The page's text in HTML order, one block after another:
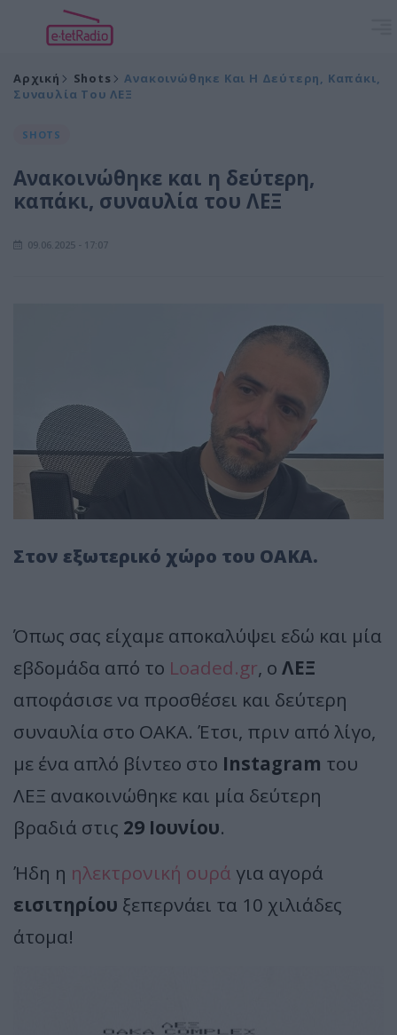
Αρχική Shots
Ανακοινώθηκε Και Η Δεύτερη, Καπάκι,
Συναυλία Του ΛΕΞ
SHOTS
Ανακοινώθηκε και η δεύτερη,
καπάκι, συναυλία του ΛΕΞ
09.06.2025 - 17:07
Στον εξωτερικό χώρο του ΟΑΚΑ.
Όπως σας είχαμε αποκαλύψει εδώ και μία
εβδομάδα από το Loaded.gr, o ΛΕΞ
αποφάσισε να προσθέσει και δεύτερη
συναυλία στο ΟΑΚΑ. Έτσι, πριν από λίγο,
με ένα απλό βίντεο στο Instagram του
ΛΕΞ ανακοινώθηκε και μία δεύτερη
βραδιά στις 29 Ιουνίου.
Ήδη η ηλεκτρονική ουρά για αγορά
εισιτηρίου ξεπερνάει τα 10 χιλιάδες
άτομα!